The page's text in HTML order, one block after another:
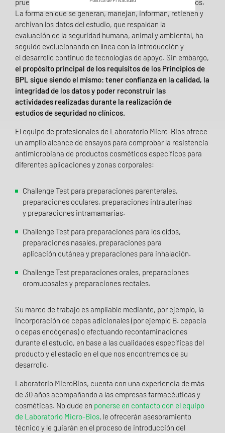
prueba relacionados con estudios de seguridad no clínicos.
La forma en que se generan, manejan, informan, retienen y
archivan los datos del estudio, que respaldan la
evaluación de la seguridad humana, animal y ambiental, ha
seguido evolucionando en línea con la introducción y
el desarrollo continuo de tecnologías de apoyo. Sin embargo,
el propósito principal de los requisitos de los Principios de
BPL sigue siendo el mismo: tener confianza en la calidad, la
integridad de los datos y poder reconstruir las
actividades realizadas durante la realización de
estudios de seguridad no clínicos.
El equipo de profesionales de Laboratorio Micro-Bios ofrece
un amplio alcance de ensayos para comprobar la resistencia
antimicrobiana de productos cosméticos específicos para
diferentes aplicaciones y zonas corporales:
Challenge Test para preparaciones parenterales,
preparaciones oculares, preparaciones intrauterinas
y preparaciones intramamarias.
Challenge Test para preparaciones para los oídos,
preparaciones nasales, preparaciones para
aplicación cutánea y preparaciones para inhalación.
Challenge Test preparaciones orales, preparaciones
oromucosales y preparaciones rectales.
Su marco de trabajo es ampliable mediante, por ejemplo, la
incorporación de cepas adicionales (por ejemplo B. cepacia
o cepas endógenas) o efectuando recontaminaciones
durante el estudio, en base a las cualidades específicas del
producto y el estadio en el que nos encontremos de su
desarrollo.
Laboratorio MicroBios, cuenta con una experiencia de más
de 30 años acompañando a las empresas farmacéuticas y
cosméticas. No dude en ponerse en contacto con el equipo
de Laboratorio Micro-Bios, le ofrecerán asesoramiento
técnico y le guiarán en el proceso de introducción del